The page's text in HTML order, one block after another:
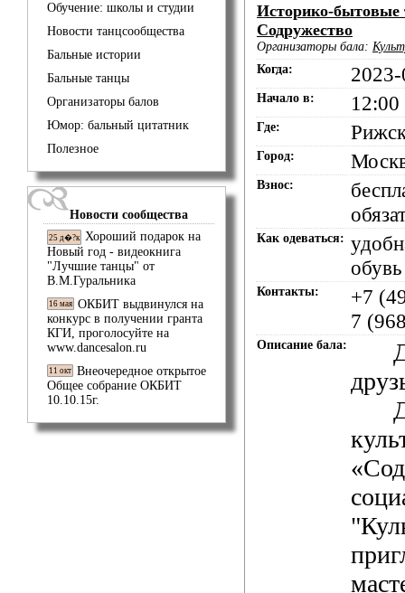
Обучение: школы и студии
Новости танцсообщества
Бальные истории
Бальные танцы
Организаторы балов
Юмор: бальный цитатник
Полезное
Новости сообщества
25 д�?к Хороший подарок на
Новый год - видеокнига
"Лучшие танцы" от
В.М.Гуральника
16 мая ОКБИТ выдвинулся на
конкурс в получении гранта
КГИ, проголосуйте на
www.dancesalon.ru
11 окт Внеочередное открытое
Общее собрание ОКБИТ
10.10.15г.
Историко-
Содружество
Организаторы бала:
Когда:
Начало в: 12:00
Где:
Город:
Взнос:
Как одеваться:
Контакты:
+7
7
Описание бала: